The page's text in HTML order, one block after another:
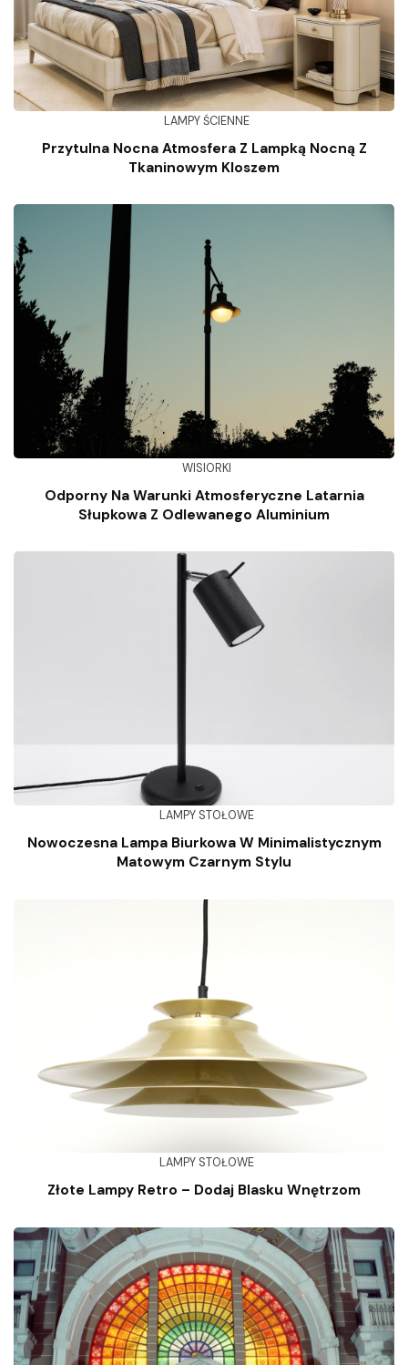
LAMPY ŚCIENNE
Przytulna Nocna Atmosfera Z Lampką Nocną Z
Tkaninowym Kloszem
WISIORKI
Odporny Na Warunki Atmosferyczne Latarnia
Słupkowa Z Odlewanego Aluminium
LAMPY STOŁOWE
Nowoczesna Lampa Biurkowa W Minimalistycznym
Matowym Czarnym Stylu
LAMPY STOŁOWE
Złote Lampy Retro – Dodaj Blasku Wnętrzom